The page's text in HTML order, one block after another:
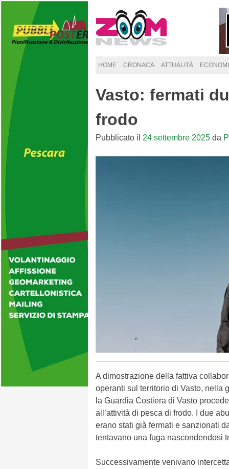
to
content
HOME CRONACA ATTUALITÀ
Vasto: fermati
frodo
Pubblicato il 24 settembre 2025 da
A dimostrazione della fattiva
operanti sul territorio di Vasto, nella
la Guardia Costiera di Vasto
all’attività di pesca di frodo. I due
erano stati già fermati e sanzionati
tentavano una fuga nascondendosi
Successivamente venivano